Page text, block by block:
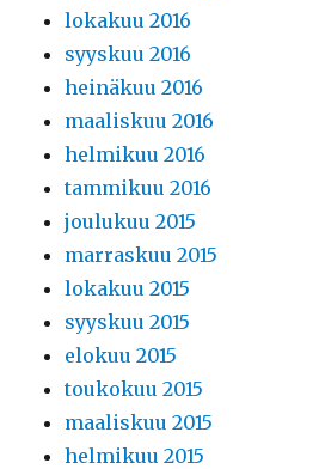
lokakuu 2016
syyskuu 2016
heinäkuu 2016
maaliskuu 2016
helmikuu 2016
tammikuu 2016
joulukuu 2015
marraskuu 2015
lokakuu 2015
syyskuu 2015
elokuu 2015
toukokuu 2015
maaliskuu 2015
helmikuu 2015